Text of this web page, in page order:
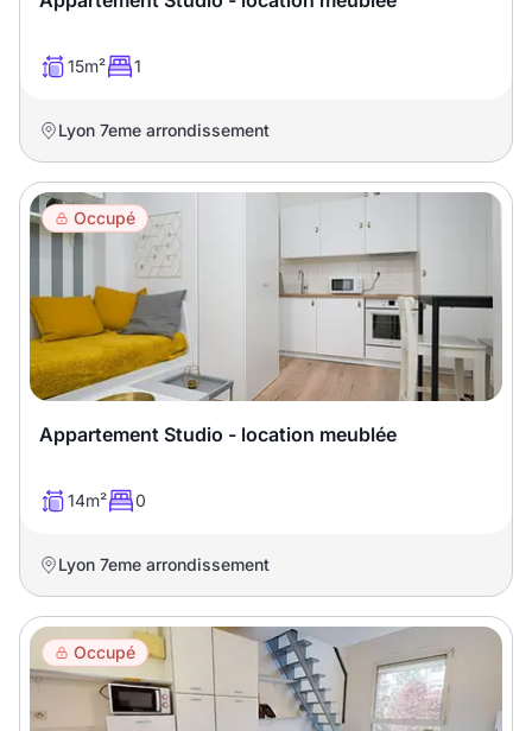
15m² 1
Lyon 7eme arrondissement
Occupé
Appartement Studio - location meublée
14m² 0
Lyon 7eme arrondissement
Occupé